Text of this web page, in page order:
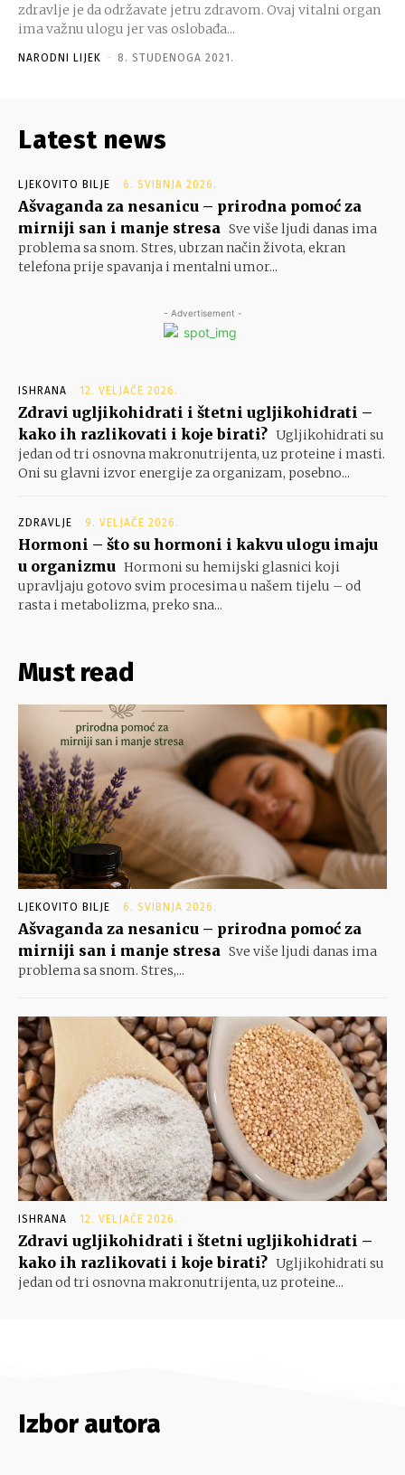
zdravlje je da održavate jetru zdravom. Ovaj vitalni organ
ima važnu ulogu jer vas oslobađa...
NARODNI LIJEK - 8. STUDENOGA 2021.
Latest news
LJEKOVITO BILJE 6. SVIBNJA 2026.
Ašvaganda za nesanicu – prirodna pomoć za
mirniji san i manje stresa Sve više ljudi danas ima
problema sa snom. Stres, ubrzan način života, ekran
telefona prije spavanja i mentalni umor...
- Advertisement -
ISHRANA 12. VELJAČE 2026.
Zdravi ugljikohidrati i štetni ugljikohidrati –
kako ih razlikovati i koje birati? Ugljikohidrati su
jedan od tri osnovna makronutrijenta, uz proteine i masti.
Oni su glavni izvor energije za organizam, posebno...
ZDRAVLJE 9. VELJAČE 2026.
Hormoni – što su hormoni i kakvu ulogu imaju
u organizmu Hormoni su hemijski glasnici koji
upravljaju gotovo svim procesima u našem tijelu – od
rasta i metabolizma, preko sna...
Must read
LJEKOVITO BILJE 6. SVIBNJA 2026.
Ašvaganda za nesanicu – prirodna pomoć za
mirniji san i manje stresa Sve više ljudi danas ima
problema sa snom. Stres,...
ISHRANA 12. VELJAČE 2026.
Zdravi ugljikohidrati i štetni ugljikohidrati –
kako ih razlikovati i koje birati? Ugljikohidrati su
jedan od tri osnovna makronutrijenta, uz proteine...
Izbor autora